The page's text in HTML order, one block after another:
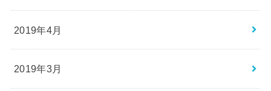
2019年4月
2019年3月